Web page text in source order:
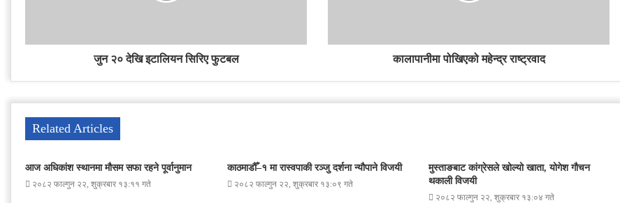
जुन २० देखि इटालियन सिरिए फुटबल कालापानीमा पोखिएको महेन्द्र राष्ट्रवाद
Related Articles
आज अधिकांश स्थानमा मौसम सफा रहने पूर्वानुमान
२०८२ फाल्गुन २२, शुक्रबार १३:११ गते
काठमाडौँ–१ मा रास्वपाकी रञ्जु दर्शना न्यौपाने विजयी
२०८२ फाल्गुन २२, शुक्रबार १३:०९ गते
मुस्ताङबाट कांग्रेसले खोल्यो खाता, योगेश गौचन
थकाली विजयी
२०८२ फाल्गुन २२, शुक्रबार १३:०४ गते